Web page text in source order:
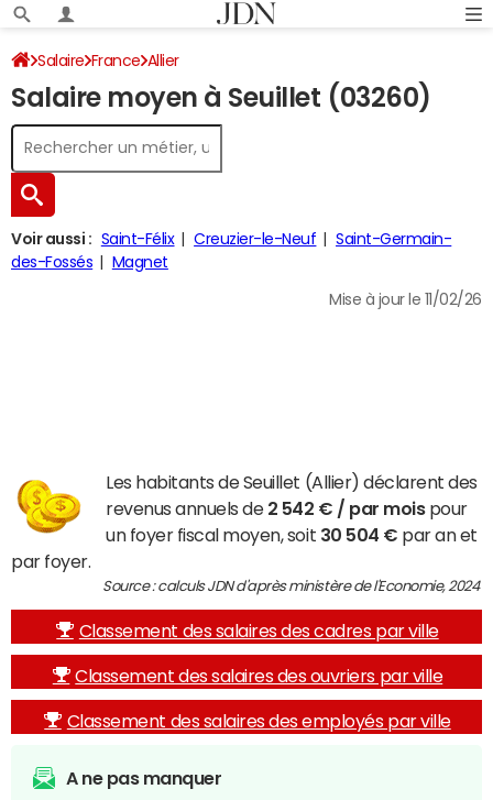
Salaire France Allier
Salaire moyen à Seuillet (03260)
Voir aussi : Saint-Félix Creuzier-le-Neuf
Saint-Germain-
des-Fossés
Magnet
Mise à jour le 11/02/26
Les habitants de Seuillet (Allier) déclarent des
revenus annuels de 2 542 € / par moispour
un foyer fiscal moyen, soit 30 504 € par an et
par foyer.
Source : calculs JDN d'après ministère de l'Economie, 2024
Classement des salaires des cadres par ville
Classement des salaires des ouvriers par ville
Classement des salaires des employés par ville
A ne pas manquer